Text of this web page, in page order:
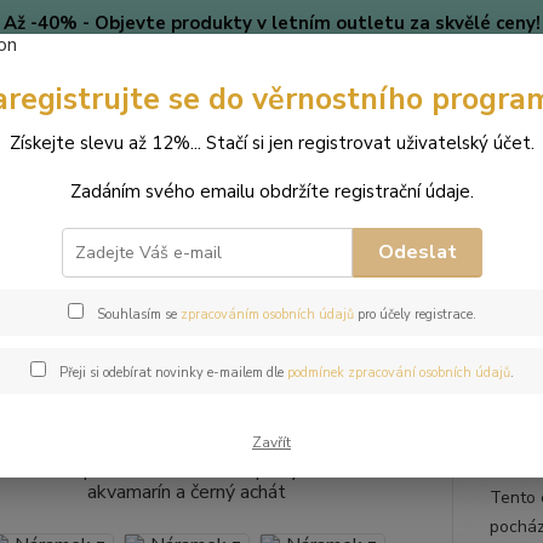
Až -40% - Objevte produkty v letním outletu za skvělé ceny!
🎄 VÁNOCE Blog
Hledat
(Po-
Náramek z přírodních kamenů a perly Swarovski -
z přírodních kamenů a
achát
Tento
se do věrnostního
Získejte slevu až 12%... Stačí si jen registrovat uživatelský účet.
Zadáním svého emailu obdržíte registrační údaje.
Odeslat
Souhlasím se zpracováním osobních údajůpro účely registrace.
Přeji si odebírat novinky e-mailem dle podmínek zpracování osobních údajů.
Zavřít